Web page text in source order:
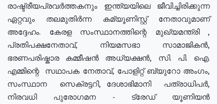
രാഷ്ട്രീയപ്രവർത്തകനും ഇന്ത്യയിലെ ജീവിച്ചിരിക്കുന്ന
ഏറ്റവും തലമുതിർന്ന കമ്യൂണിസ്റ്റ് നേതാവുമാണ്
അദ്ദേഹം. കേരള സംസ്ഥാനത്തിന്റെ മുഖ്യമന്ത്രി ,
പ്രതിപക്ഷനേതാവ്, നിയമസഭാ സാമാജികൻ,
ഭരണപരിഷ്കാര കമ്മീഷൻ അധ്യക്ഷൻ, സി. പി. ഐ.
എമ്മിന്റെ സഥാപക നേതാവ്, പോളിറ്റ് ബ്യുറോ അംഗം,
സംസ്ഥാന സെക്രട്ടറി, ദേശാഭിമാനി പത്രാധിപർ,
നിരവധി പുരോഗമന - ട്രേഡ് യൂണിയൻ